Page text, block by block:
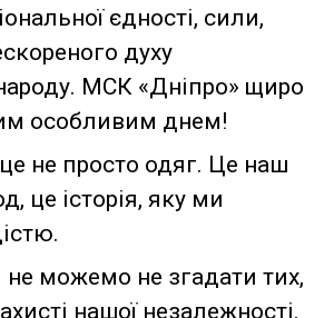
єдності, сили,
духу
МСК «Дніпро» щиро
особливим днем!
не просто одяг. Це наш
це історія, яку ми
можемо не згадати тих,
нашої незалежності.